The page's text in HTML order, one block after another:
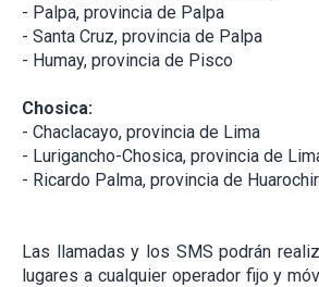
- Palpa, provincia de Palpa
- Santa Cruz, provincia de Palpa
- Humay, provincia de Pisco
Chosica:
- Chaclacayo, provincia de Lima
- Lurigancho-Chosica, provincia de
- Ricardo Palma, provincia de
Las llamadas y los SMS podrán
lugares a cualquier operador fijo y